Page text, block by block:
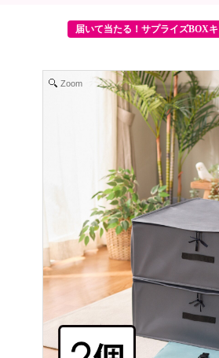
届いて当たる！サプライズBOX
Zoom